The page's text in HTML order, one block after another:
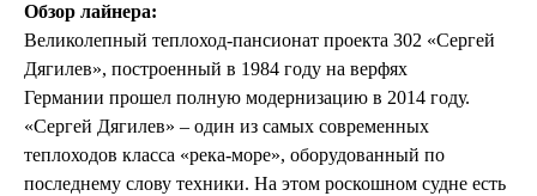
Обзор лайнера:
Великолепный теплоход-пансионат проекта 302 «Сергей
Дягилев», построенный в 1984 году на верфях
Германии прошел полную модернизацию в 2014 году.
«Сергей Дягилев» – один из самых современных
теплоходов класса «река-море», оборудованный по
последнему слову техники. На этом роскошном судне есть